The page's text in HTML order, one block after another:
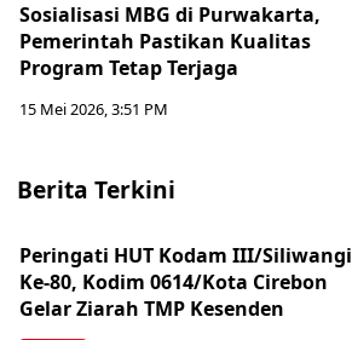
Sosialisasi MBG di Purwakarta,
Pemerintah Pastikan Kualitas
Program Tetap Terjaga
15 Mei 2026, 3:51 PM
Berita Terkini
Peringati HUT Kodam III/Siliwangi
Ke-80, Kodim 0614/Kota Cirebon
Gelar Ziarah TMP Kesenden